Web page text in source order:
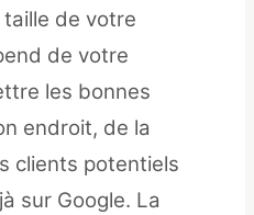
de votre
de votre
les bonnes
endroit, de la
clients potentiels
sur Google. La